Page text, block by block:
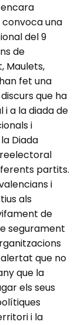
una
del 9
de
Maulets,
han fet una
que ha
a la diada de
i
Diada
partits.
i
als
de
segurament
que no
que la
els seus
i la